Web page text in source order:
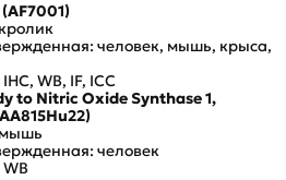
человек, мышь, крыса,
WB, IF, ICC
to Nitric Oxide Synthase 1,
мышь
человек